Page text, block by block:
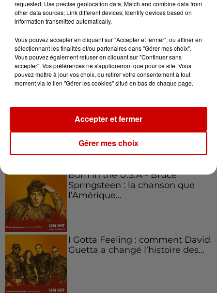
Podcasts
Kelly Massol, figure
emblématique de
l'entrepreneuriat féminin
Canada et accueillir les bleus à
Boston,...
Born in the U.S.A - Bruce
Springsteen : la chanson que
l’Amérique...
I Gotta Feeling : comment David
Guetta a changé l’histoire des...
requested; Use precise geolocation data; Match and combine data from
other data sources; Link different devices; Identify devices based on
information transmitted automatically.
Vous pouvez accepter en cliquant sur "Accepter et fermer", ou affiner en
sélectionnant les finalités et/ou partenaires dans "Gérer mes choix".
Vous pouvez également refuser en cliquant sur "Continuer sans
accepter". Vos préférences ne s'appliqueront que pour ce site. Vous
pouvez mettre à jour vos choix, ou retirer votre consentement à tout
moment via le lien "Gérer les cookies" situé en bas de chaque page.
Gérer mes choix
Accepter et fermer